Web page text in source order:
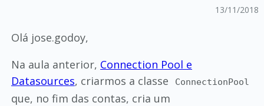
13/11/2018
Olá jose.godoy,
Na aula anterior, Connection Pool e
Datasources, criarmos a classe ConnectionPool
que, no fim das contas, cria um